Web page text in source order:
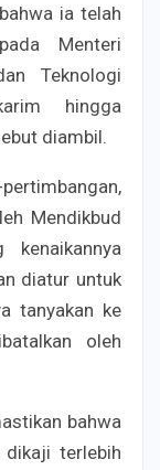
ia telah
Menteri
Teknologi
hingga
diambil.
Mendikbud
diatur untuk
tanyakan ke
oleh
bahwa
dikaji terlebih